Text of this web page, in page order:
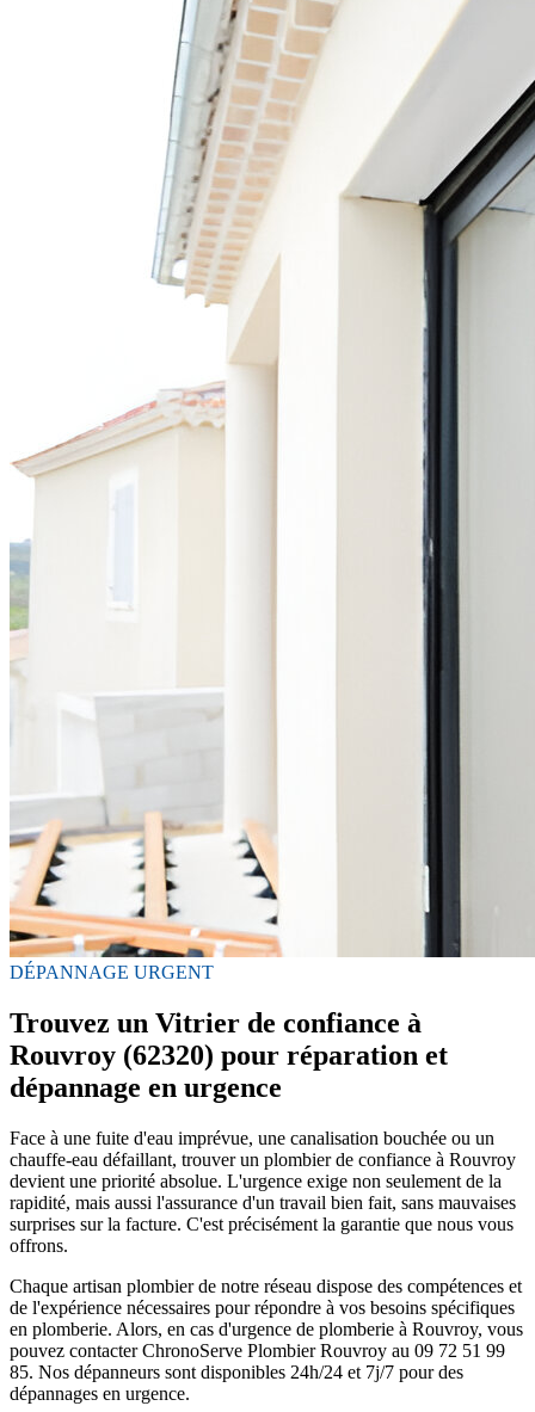
DÉPANNAGE URGENT
Trouvez un Vitrier de confiance à
Rouvroy (62320) pour réparation et
dépannage en urgence
Face à une fuite d'eau imprévue, une canalisation bouchée ou un
chauffe-eau défaillant, trouver un plombier de confiance à Rouvroy
devient une priorité absolue. L'urgence exige non seulement de la
rapidité, mais aussi l'assurance d'un travail bien fait, sans mauvaises
surprises sur la facture. C'est précisément la garantie que nous vous
offrons.
Chaque artisan plombier de notre réseau dispose des compétences et
de l'expérience nécessaires pour répondre à vos besoins spécifiques
en plomberie. Alors, en cas d'urgence de plomberie à Rouvroy, vous
pouvez contacter ChronoServe Plombier Rouvroy au 09 72 51 99
85. Nos dépanneurs sont disponibles 24h/24 et 7j/7 pour des
dépannages en urgence.